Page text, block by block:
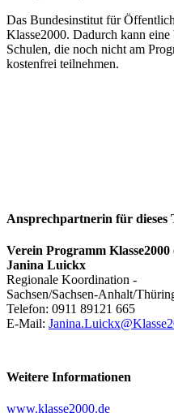
Das Bundesinstitut für
Klasse2000. Dadurch kann
Schulen, die noch nicht am
kostenfrei teilnehmen.
Ansprechpartnerin für dieses
Verein Programm Klasse2000
Janina Luickx
Regionale Koordination -
Sachsen/Sachsen-Anhalt/
Telefon: 0911 89121 665
E-Mail:
Weitere Informationen
www.klasse2000.de